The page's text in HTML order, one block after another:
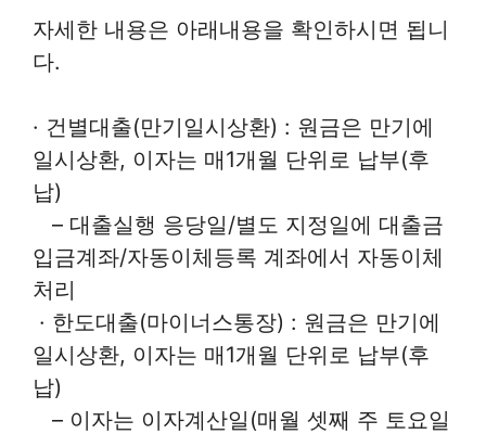
자세한 내용은 아래내용을 확인하시면 됩니
다.
· 건별대출(만기일시상환) : 원금은 만기에
일시상환, 이자는 매1개월 단위로 납부(후
납)
– 대출실행 응당일/별도 지정일에 대출금
입금계좌/자동이체등록 계좌에서 자동이체
처리
· 한도대출(마이너스통장) : 원금은 만기에
일시상환, 이자는 매1개월 단위로 납부(후
납)
– 이자는 이자계산일(매월 셋째 주 토요일